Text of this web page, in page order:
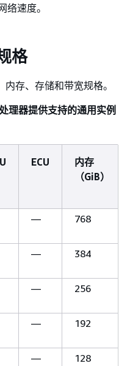
络速度。
格
存、存储和带宽规格。
理器提供支持的通用实例
ECU
内存
（GiB）
— 768
— 384
— 256
— 192
— 128